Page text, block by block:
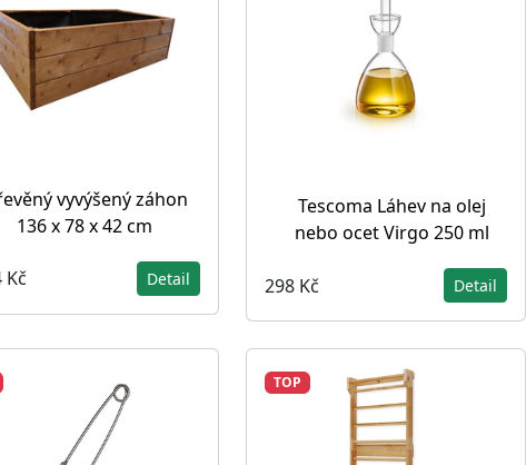
vyvýšený záhon
136 x 78 x 42 cm
Kč Detail
Tescoma Láhev na olej
nebo ocet Virgo 250 ml
298 Kč Detail
TOP